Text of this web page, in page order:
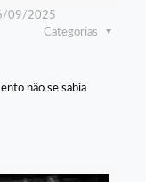
09/2025
Categorias
não se sabia